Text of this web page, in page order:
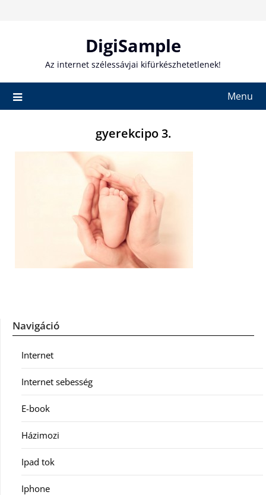
DigiSample
Az internet szélessávjai kifürkészhetetlenek!
Menu
gyerekcipo 3.
Navigáció
Internet
Internet sebesség
E-book
Házimozi
Ipad tok
Iphone